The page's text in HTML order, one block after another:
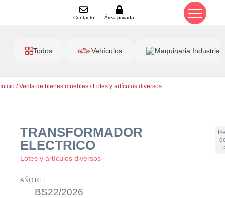
Contacto Área privada
Todos Vehículos Maquinaria Industrial
Inicio /Venta de bienes muebles / Lotes y artículos diversos
TRANSFORMADOR
ELECTRICO
Lotes y artículos diversos
AÑO:REF:
BS22/2026